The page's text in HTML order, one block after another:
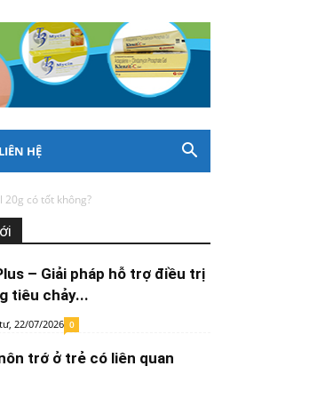
LIÊN HỆ
20g có tốt không?
– Giải pháp hỗ trợ điều trị
tiêu chảy...
22/07/2026 0
trớ ở trẻ có liên quan